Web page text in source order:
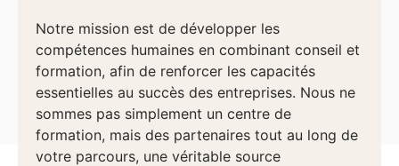
Notre mission est de développer les
compétences humaines en combinant conseil et
formation, afin de renforcer les capacités
essentielles au succès des entreprises. Nous ne
sommes pas simplement un centre de
formation, mais des partenaires tout au long de
votre parcours, une véritable source